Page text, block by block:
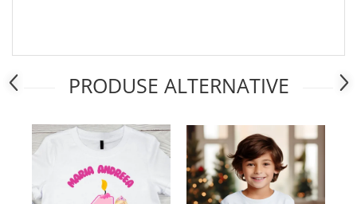
PRODUSE ALTERNATIVE